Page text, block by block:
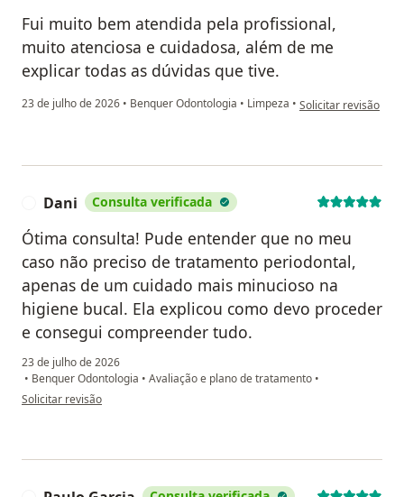
Fui muito bem atendida pela profissional,
muito atenciosa e cuidadosa, além de me
explicar todas as dúvidas que tive.
23 de julho de 2026 • Benquer Odontologia • Limpeza • na opinião do
Solicitar revisão
Dani Consulta verificada
Ótima consulta! Pude entender que no meu
caso não preciso de tratamento periodontal,
apenas de um cuidado mais minucioso na
higiene bucal. Ela explicou como devo proceder
e consegui compreender tudo.
23 de julho de 2026
• Benquer Odontologia • Avaliação e plano de tratamento •
na opinião do utilizador Dani
Solicitar revisão